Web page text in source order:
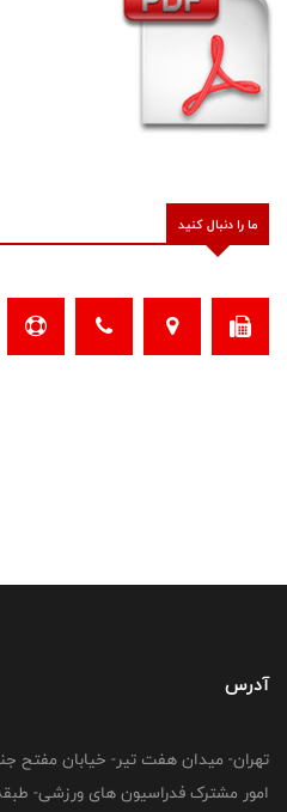
ما را دنبال کنید
آدرس
امور مشترک فدراسیون های ورزشی- طبقه